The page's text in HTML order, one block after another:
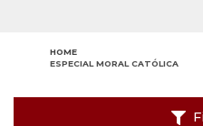
HOME
ESPECIAL MORAL CATÓLICA